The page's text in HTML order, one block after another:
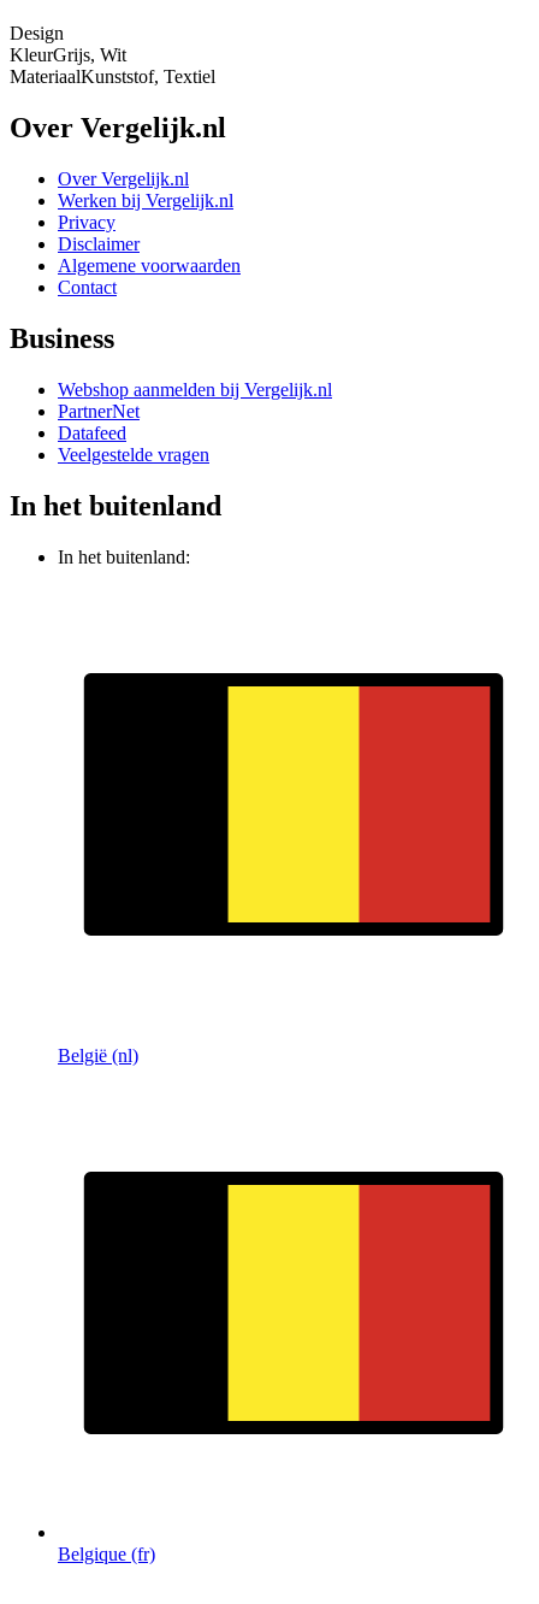
Design
KleurGrijs, Wit
MateriaalKunststof, Textiel
Over Vergelijk.nl
Over Vergelijk.nl
Werken bij Vergelijk.nl
Privacy
Disclaimer
Algemene voorwaarden
Contact
Business
Webshop aanmelden bij Vergelijk.nl
PartnerNet
Datafeed
Veelgestelde vragen
In het buitenland
In het buitenland:
België (nl)
Belgique (fr)